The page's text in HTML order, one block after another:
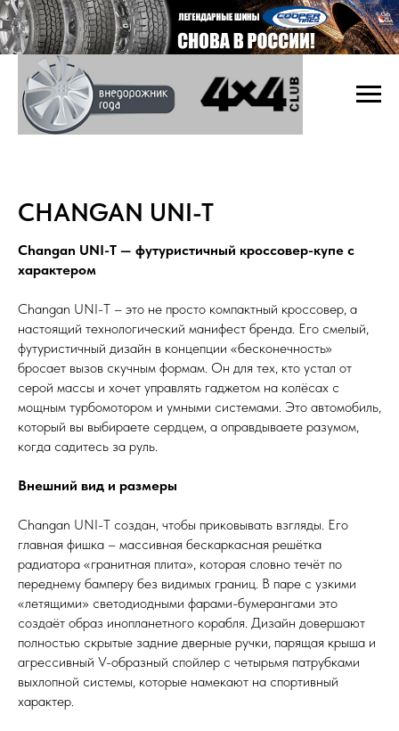
CHANGAN UNI-T
Changan UNI-T — футуристичный кроссовер-купе с
характером
Changan UNI-T – это не просто компактный кроссовер, а
настоящий технологический манифест бренда. Его смелый,
футуристичный дизайн в концепции «бесконечность»
бросает вызов скучным формам. Он для тех, кто устал от
серой массы и хочет управлять гаджетом на колёсах с
мощным турбомотором и умными системами. Это автомобиль,
который вы выбираете сердцем, а оправдываете разумом,
когда садитесь за руль.
Внешний вид и размеры
Changan UNI-T создан, чтобы приковывать взгляды. Его
главная фишка – массивная бескаркасная решётка
радиатора «гранитная плита», которая словно течёт по
переднему бамперу без видимых границ. В паре с узкими
«летящими» светодиодными фарами-бумерангами это
создаёт образ инопланетного корабля. Дизайн довершают
полностью скрытые задние дверные ручки, парящая крыша и
агрессивный V-образный спойлер с четырьмя патрубками
выхлопной системы, которые намекают на спортивный
характер.